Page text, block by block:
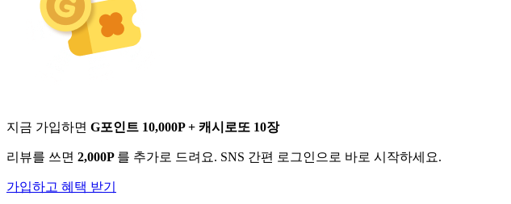
지금 가입하면 G포인트 10,000P + 캐시로또 10장
리뷰를 쓰면 2,000P 를 추가로 드려요. SNS 간편 로그인으로 바로 시작하세요.
가입하고 혜택 받기